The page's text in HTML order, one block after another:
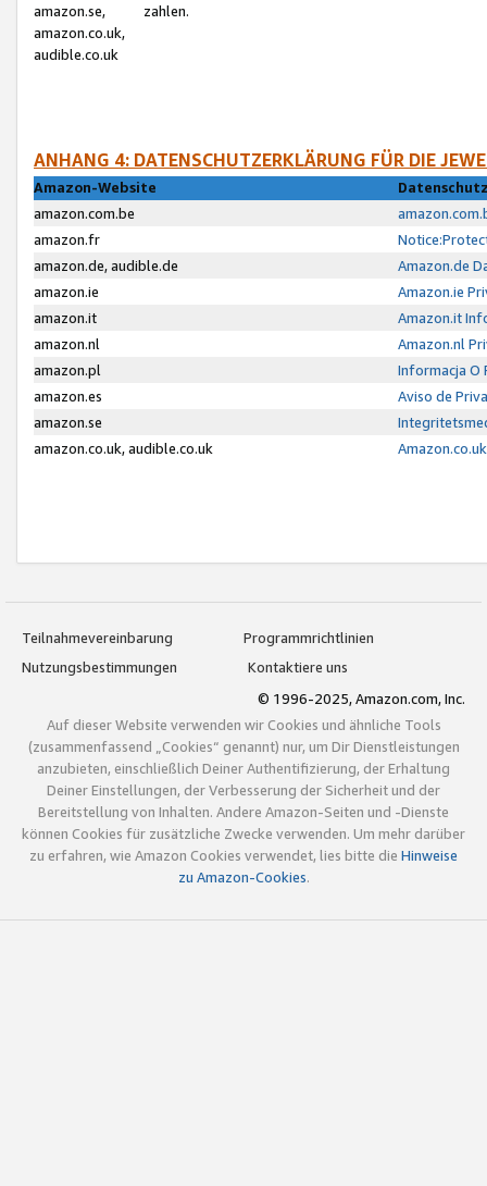
amazon.se,
amazon.co.uk,
audible.co.uk
zahlen.
ANHANG 4: DATENSCHUTZERKLÄRUNG FÜR DIE
Amazon-Website
amazon.com.be
amazon.fr
amazon.de, audible.de
Amazon.de
amazon.ie
Amazon.ie
amazon.it
Amazon.it
amazon.nl
Amazon.nl
amazon.pl
Informacja O
amazon.es
Aviso de
amazon.se
amazon.co.uk, audible.co.uk
Teilnahmevereinbarung
Programmrichtlinien
Nutzungsbestimmungen
Kontaktiere uns
© 1996-2025, Amazon.com, Inc.
Auf dieser Website verwenden wir Cookies und ähnliche Tools
(zusammenfassend „Cookies“ genannt) nur, um Dir Dienstleistungen
anzubieten, einschließlich Deiner Authentifizierung, der Erhaltung
Deiner Einstellungen, der Verbesserung der Sicherheit und der
Bereitstellung von Inhalten. Andere Amazon-Seiten und -Dienste
können Cookies für zusätzliche Zwecke verwenden. Um mehr darüber
zu erfahren, wie Amazon Cookies verwendet, lies bitte die Hinweise
zu Amazon-Cookies.